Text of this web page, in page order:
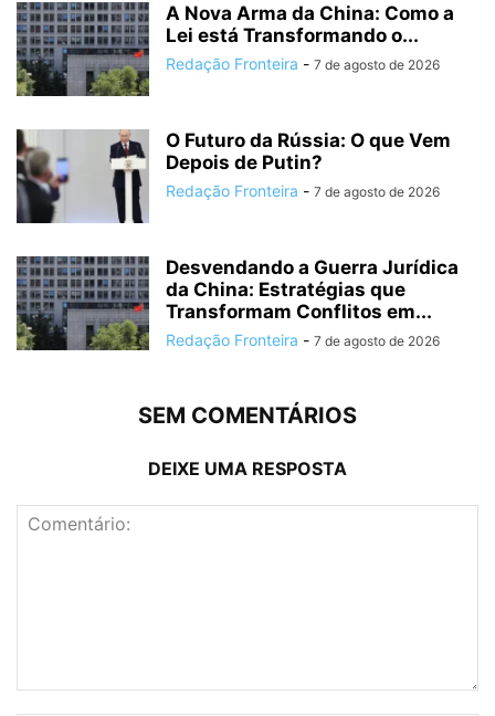
A Nova Arma da China: Como a
Lei está Transformando o...
Redação Fronteira - 7 de agosto de 2026
O Futuro da Rússia: O que Vem
Depois de Putin?
Redação Fronteira - 7 de agosto de 2026
Desvendando a Guerra Jurídica
da China: Estratégias que
Transformam Conflitos em...
Redação Fronteira - 7 de agosto de 2026
SEM COMENTÁRIOS
DEIXE UMA RESPOSTA